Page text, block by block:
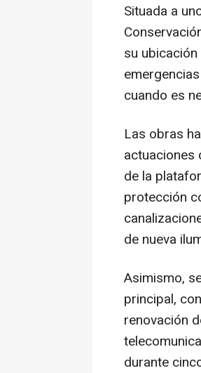
Situada a
su
cuando es
Las obras
actuaciones
de la
protección
de nueva
Asimismo,
principal,
renovación
durante